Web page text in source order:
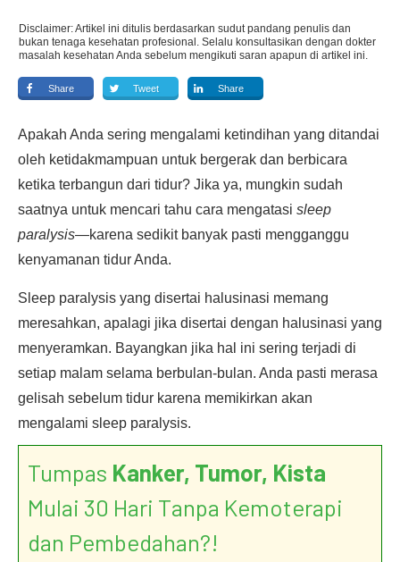
Disclaimer: Artikel ini ditulis berdasarkan sudut pandang penulis dan
bukan tenaga kesehatan profesional. Selalu konsultasikan dengan dokter
masalah kesehatan Anda sebelum mengikuti saran apapun di artikel ini.
Share Tweet Share
Apakah Anda sering mengalami ketindihan yang ditandai
oleh ketidakmampuan untuk bergerak dan berbicara
ketika terbangun dari tidur? Jika ya, mungkin sudah
saatnya untuk mencari tahu cara mengatasi sleep
paralysis—karena sedikit banyak pasti mengganggu
kenyamanan tidur Anda.
Sleep paralysis yang disertai halusinasi memang
meresahkan, apalagi jika disertai dengan halusinasi yang
menyeramkan. Bayangkan jika hal ini sering terjadi di
setiap malam selama berbulan-bulan. Anda pasti merasa
gelisah sebelum tidur karena memikirkan akan
mengalami sleep paralysis.
Tumpas Kanker, Tumor, Kista
Mulai 30 Hari Tanpa Kemoterapi
dan Pembedahan?!